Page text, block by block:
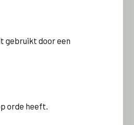
gebruikt door een
orde heeft.